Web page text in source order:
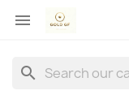

search